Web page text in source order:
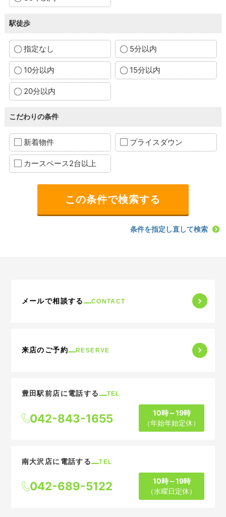
駅徒歩
指定なし 5分以内
10分以内 15分以内
20分以内
こだわりの条件
新着物件 プライスダウン
カースペース2台以上
条件を指定し直して検索
メールで相談する CONTACT
来店のご予約 RESERVE
豊田駅前店に電話する TEL
042-843-1655
10時～19時
（年始年始定休）
南大沢店に電話する TEL
042-689-5122
10時～19時
（水曜日定休）